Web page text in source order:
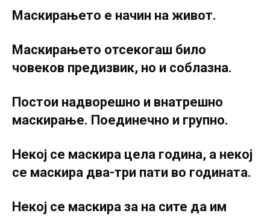
Маскирањето е начин на живот.
Маскирањето отсекогаш било
човеков предизвик, но и соблазна.
Постои надворешно и внатрешно
маскирање. Поединечно и групно.
Некој се маскира цела година, а некој
се маскира два-три пати во годината.
Некој се маскира за на сите да им